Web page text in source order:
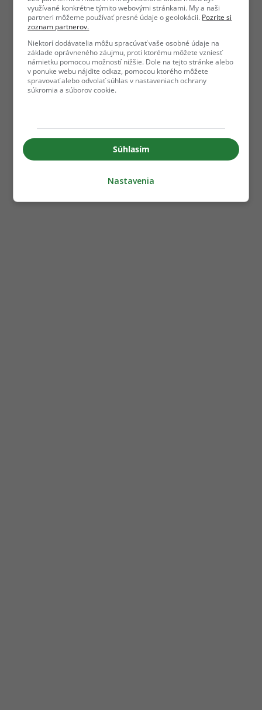
využívané konkrétne týmito webovými stránkami. My a naši
partneri môžeme používať presné údaje o geolokácii. Pozrite si
zoznam partnerov.
Niektorí dodávatelia môžu spracúvať vaše osobné údaje na
základe oprávneného záujmu, proti ktorému môžete vzniesť
námietku pomocou možností nižšie. Dole na tejto stránke alebo
v ponuke webu nájdite odkaz, pomocou ktorého môžete
spravovať alebo odvolať súhlas v nastaveniach ochrany
súkromia a súborov cookie.
Súhlasím
Nastavenia